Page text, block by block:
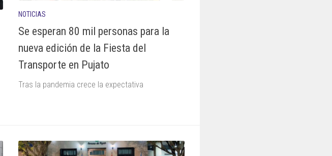
NOTICIAS
Se esperan 80 mil personas para la
nueva edición de la Fiesta del
Transporte en Pujato
Tras la pandemia crece la expectativa